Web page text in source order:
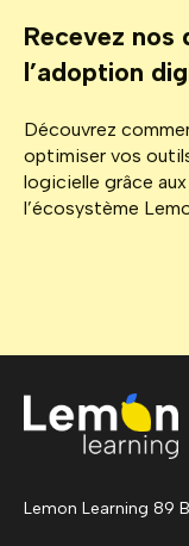
Recevez nos
l’adoption
Découvrez
optimiser vos
logicielle grâce
l’écosystème
Lemon Learning 89